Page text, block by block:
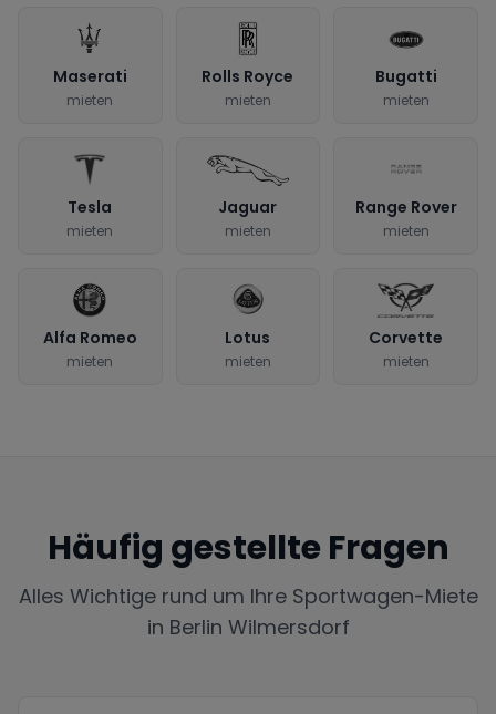
Maserati
mieten
Rolls Royce
mieten
Bugatti
mieten
Tesla
mieten
Jaguar
mieten
Range Rover
mieten
Alfa Romeo
mieten
Lotus
mieten
Corvette
mieten
Häufig gestellte Fragen
Alles Wichtige rund um Ihre Sportwagen-Miete
in Berlin Wilmersdorf